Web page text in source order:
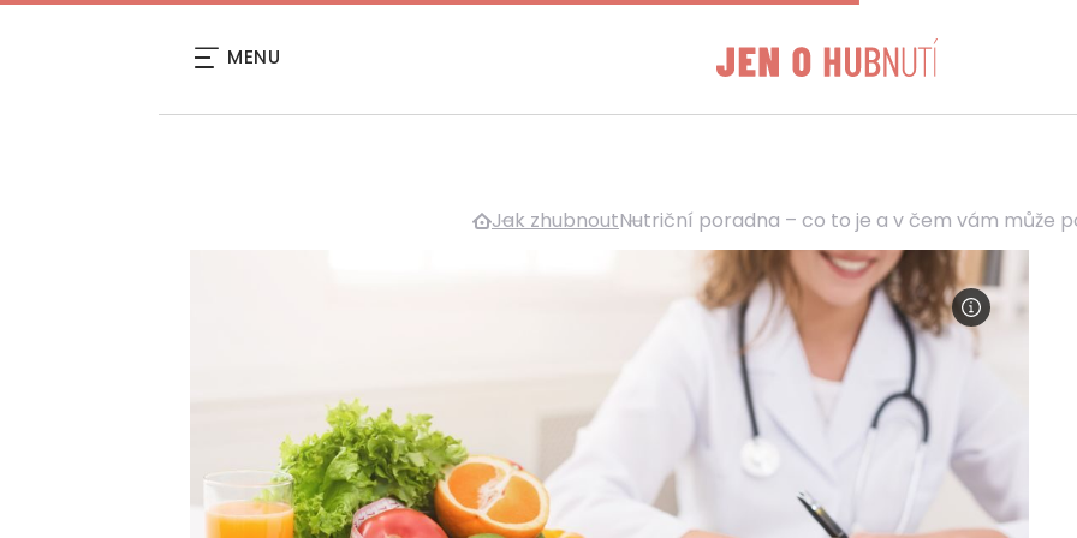
MENU
Jak zhubnoutNutriční poradna – co to je a v čem vám může